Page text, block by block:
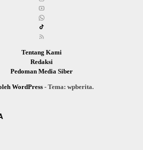
Tentang Kami
Redaksi
Pedoman Media Siber
WordPress - Tema: wpberita.